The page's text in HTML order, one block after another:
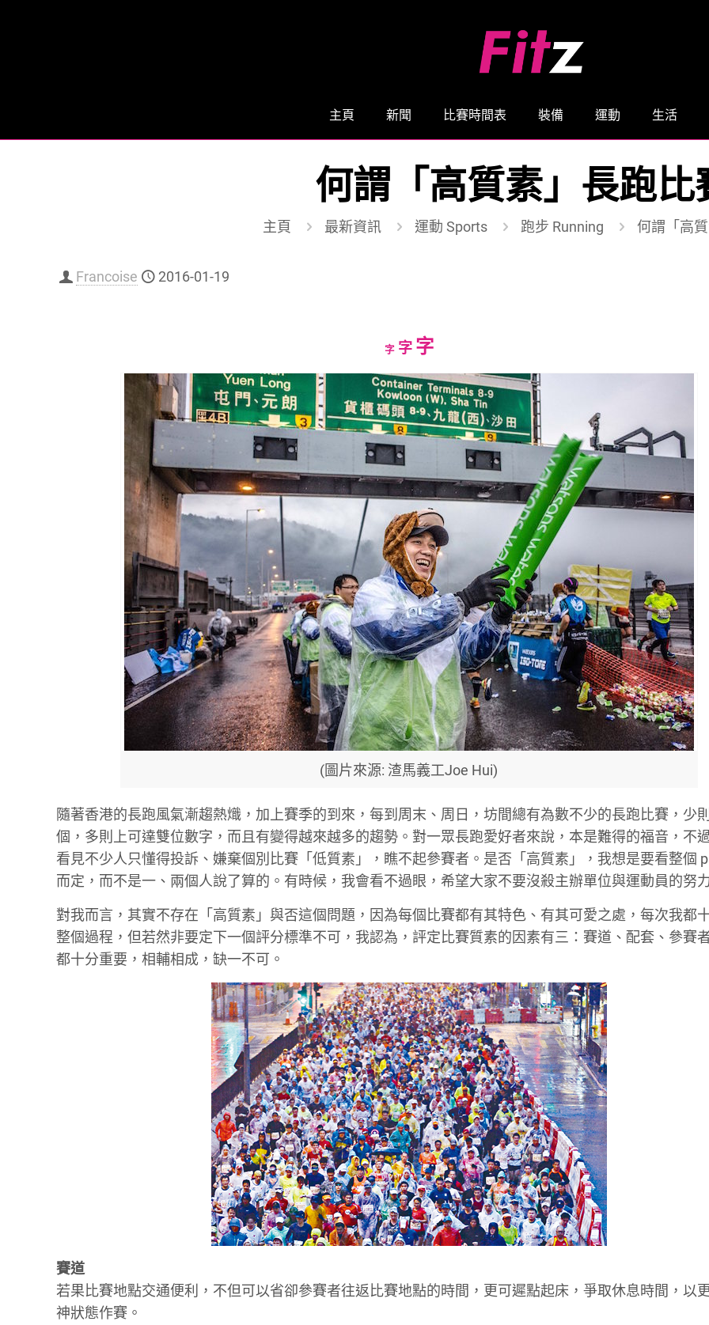
主頁 新聞 比賽時間表 裝備 運動 生活
何謂「高質素」長跑比
主頁 最新資訊 運動 Sports 跑步 Running 何謂「高
Francoise 2016-01-19
字Decrease
size.
字Reset
size.
字Increase
font
size.
(圖片來源: 渣馬義工Joe Hui)
隨著香港的長跑風氣漸趨熱熾，加上賽季的到來，每到周末、周日，坊間總有為數不少的長跑比賽，少
個，多則上可達雙位數字，而且有變得越來越多的趨勢。對一眾長跑愛好者來說，本是難得的福音，不
看見不少人只懂得投訴、嫌棄個別比賽「低質素」，瞧不起參賽者。是否「高質素」，我想是要看整個
而定，而不是一、兩個人說了算的。有時候，我會看不過眼，希望大家不要沒殺主辦單位與運動員的努力
對我而言，其實不存在「高質素」與否這個問題，因為每個比賽都有其特色、有其可愛之處，每次我都
整個過程，但若然非要定下一個評分標準不可，我認為，評定比賽質素的因素有三：賽道、配套、參賽
都十分重要，相輔相成，缺一不可。
賽道
若果比賽地點交通便利，不但可以省卻參賽者往返比賽地點的時間，更可遲點起床，爭取休息時間，以
神狀態作賽。